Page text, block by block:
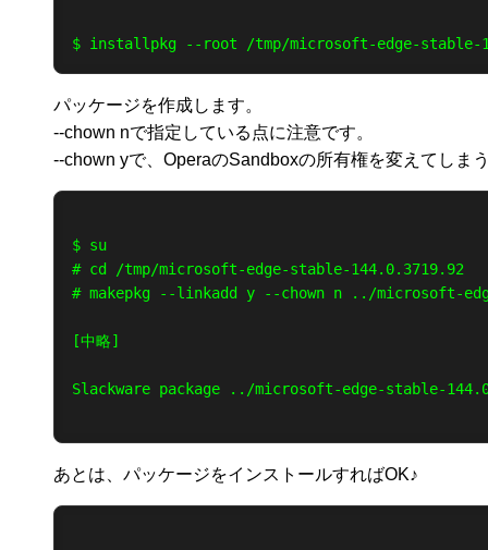
パッケージを作成します。
--chown nで指定している点に注意です。
--chown yで、OperaのSandboxの所有権を変えてしま
$ su
# cd /tmp/microsoft-edge-stable-144.0.3719.92
# makepkg --linkadd y --chown n ../microsoft-
[中略]
Slackware package ../microsoft-edge-stable-
あとは、パッケージをインストールすればOK♪